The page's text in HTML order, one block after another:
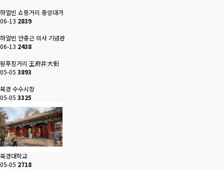
하얼빈 쇼핑거리 중앙대가
06-13 2839
하얼빈 안중근 의사 기념관
06-13 2438
왕푸징거리 王府井大街
05-05 3893
북경 수수시장
05-05 3325
북경대학교
05-05 2718